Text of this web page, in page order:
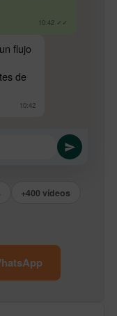
10:42 ✓✓
flujo
de
10:42
+400 vídeos